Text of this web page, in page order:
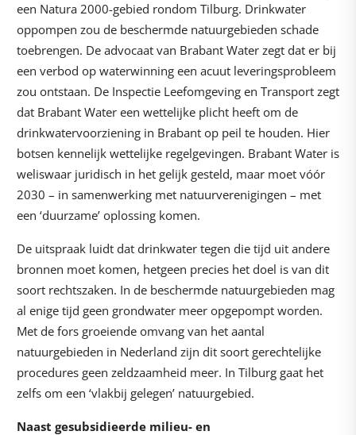
een Natura 2000-gebied rondom Tilburg. Drinkwater
oppompen zou de beschermde natuurgebieden schade
toebrengen. De advocaat van Brabant Water zegt dat er bij
een verbod op waterwinning een acuut leveringsprobleem
zou ontstaan. De Inspectie Leefomgeving en Transport zegt
dat Brabant Water een wettelijke plicht heeft om de
drinkwatervoorziening in Brabant op peil te houden. Hier
botsen kennelijk wettelijke regelgevingen. Brabant Water is
weliswaar juridisch in het gelijk gesteld, maar moet vóór
2030 – in samenwerking met natuurverenigingen – met
een ‘duurzame’ oplossing komen.
De uitspraak luidt dat drinkwater tegen die tijd uit andere
bronnen moet komen, hetgeen precies het doel is van dit
soort rechtszaken. In de beschermde natuurgebieden mag
al enige tijd geen grondwater meer opgepompt worden.
Met de fors groeiende omvang van het aantal
natuurgebieden in Nederland zijn dit soort gerechtelijke
procedures geen zeldzaamheid meer. In Tilburg gaat het
zelfs om een ‘vlakbij gelegen’ natuurgebied.
Naast gesubsidieerde milieu- en